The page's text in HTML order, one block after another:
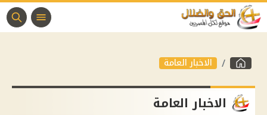
الاخبار العامة
الاخبار العامة